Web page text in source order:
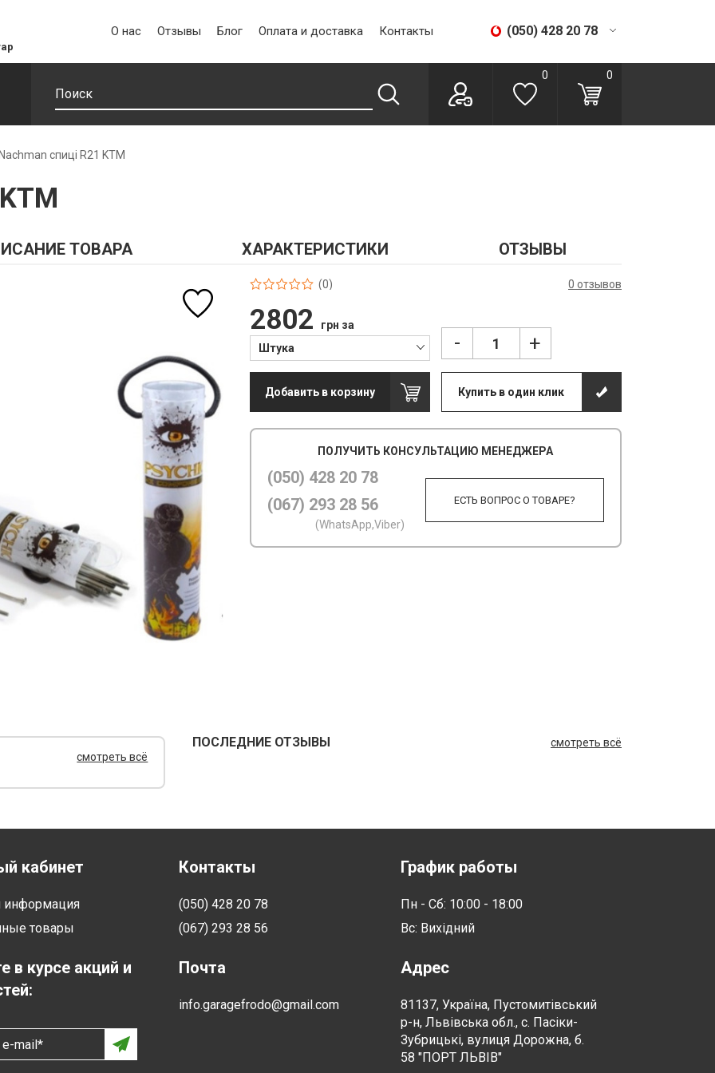
О нас Отзывы Блог Оплата и доставка Контакты (050) 428 20 78
(067) 293 28 56
0 0
спиці R21 KТМ
KТМ
ТОВАРА ХАРАКТЕРИСТИКИ ОТЗЫВЫ
(0) 0 отзывов
2802
грн за
Штука
- +
Добавить в корзину Купить в один клик
ПОЛУЧИТЬ КОНСУЛЬТАЦИЮ МЕНЕДЖЕРА
(050) 428 20 78
(067) 293 28 56
(WhatsApp,Viber)
ЕСТЬ ВОПРОС О ТОВАРЕ?
смотреть всё
ПОСЛЕДНИЕ ОТЗЫВЫ смотреть всё
кабинет
информация
товары
в курсе акций и
mail*
Контакты
(050) 428 20 78
(067) 293 28 56
Почта
info.garagefrodo@gmail.com
График работы
Пн - Сб: 10:00 - 18:00
Вс: Вихідний
Адрес
81137, Україна, Пустомитівський
р-н, Львівська обл., с. Пасіки-
Зубрицькі, вулиця Дорожна, б.
58 "ПОРТ ЛЬВІВ"